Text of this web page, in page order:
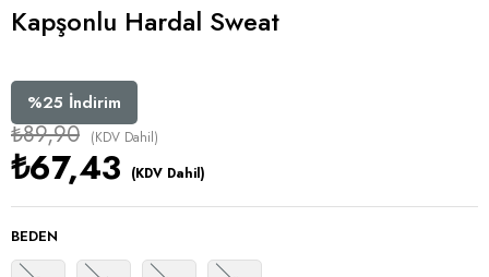
Kapşonlu Hardal Sweat
%25 İndirim
₺89,90 (KDV Dahil)
₺67,43 (KDV Dahil)
BEDEN